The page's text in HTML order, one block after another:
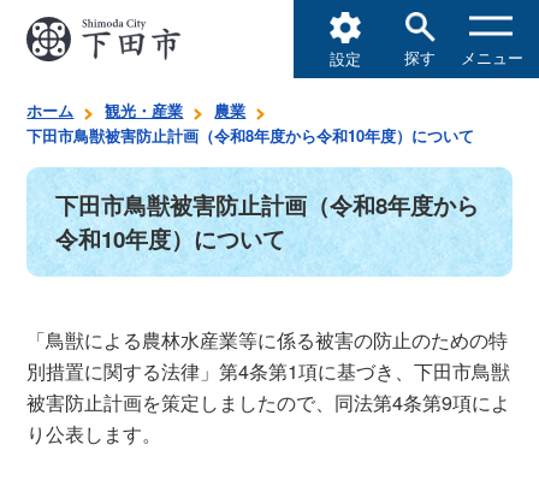
設定 探す メニュー
ホーム 観光・産業
農業
下田市鳥獣被害防止計画（令和8年度から令和10年度）について
下田市鳥獣被害防止計画（令和8年度から
令和10年度）について
「鳥獣による農林水産業等に係る被害の防止のための特
別措置に関する法律」第4条第1項に基づき、下田市鳥獣
被害防止計画を策定しましたので、同法第4条第9項によ
り公表します。